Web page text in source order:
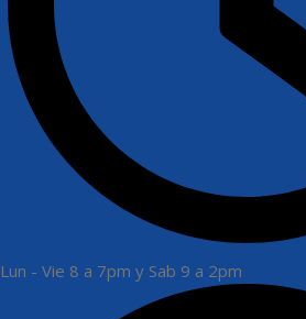
Lun - Vie 8 a 7pm y Sab 9 a 2pm